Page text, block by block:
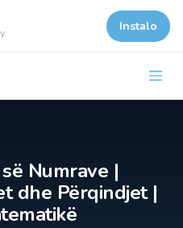
Instalo
Numrave |
dhe Përqindjet |